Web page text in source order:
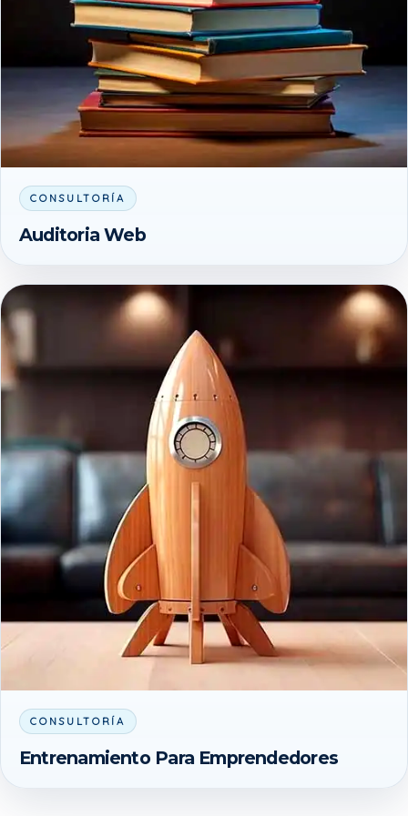
CONSULTORÍA
Auditoria Web
CONSULTORÍA
Entrenamiento Para Emprendedores